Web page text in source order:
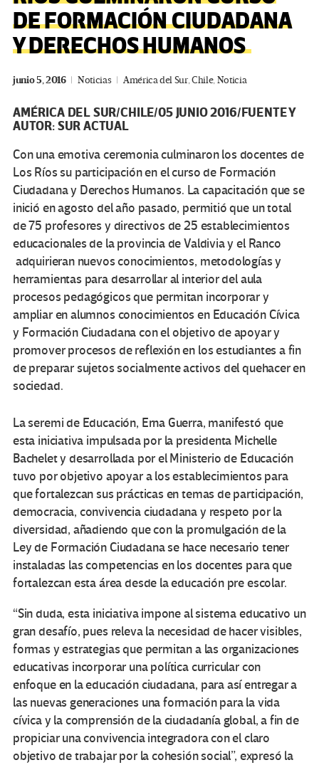
DE FORMACIÓN CIUDADANA
Y DERECHOS HUMANOS
junio 5, 2016 Noticias América del Sur,Chile,Noticia
AMÉRICA DEL SUR/CHILE/05 JUNIO 2016/FUENTE Y
AUTOR: SUR ACTUAL
Con una emotiva ceremonia culminaron los docentes de
Los Ríos su participación en el curso de Formación
Ciudadana y Derechos Humanos. La capacitación que se
inició en agosto del año pasado, permitió que un total
de 75 profesores y directivos de 25 establecimientos
educacionales de la provincia de Valdivia y el Ranco
adquirieran nuevos conocimientos, metodologías y
herramientas para desarrollar al interior del aula
procesos pedagógicos que permitan incorporar y
ampliar en alumnos conocimientos en Educación Cívica
y Formación Ciudadana con el objetivo de apoyar y
promover procesos de reflexión en los estudiantes a fin
de preparar sujetos socialmente activos del quehacer en
sociedad.
La seremi de Educación, Erna Guerra, manifestó que
esta iniciativa impulsada por la presidenta Michelle
Bachelet y desarrollada por el Ministerio de Educación
tuvo por objetivo apoyar a los establecimientos para
que fortalezcan sus prácticas en temas de participación,
democracia, convivencia ciudadana y respeto por la
diversidad, añadiendo que con la promulgación de la
Ley de Formación Ciudadana se hace necesario tener
instaladas las competencias en los docentes para que
fortalezcan esta área desde la educación pre escolar.
“Sin duda, esta iniciativa impone al sistema educativo un
gran desafío, pues releva la necesidad de hacer visibles,
formas y estrategias que permitan a las organizaciones
educativas incorporar una política curricular con
enfoque en la educación ciudadana, para así entregar a
las nuevas generaciones una formación para la vida
cívica y la comprensión de la ciudadanía global, a fin de
propiciar una convivencia integradora con el claro
objetivo de trabajar por la cohesión social”, expresó la